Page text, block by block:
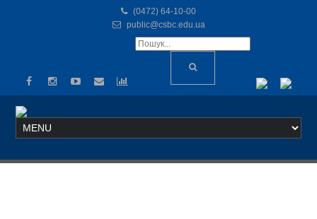
(0472) 64-10-00
public@csbc.edu.ua